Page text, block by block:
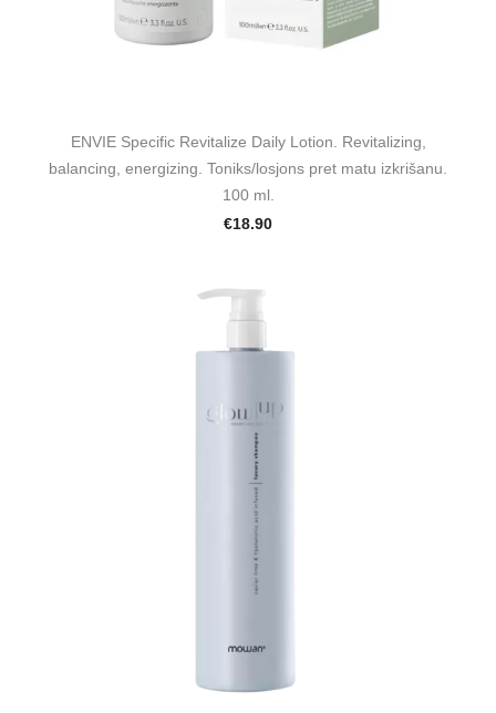
ENVIE Specific Revitalize Daily Lotion. Revitalizing,
balancing, energizing. Toniks/losjons pret matu izkrišanu.
100 ml.
€18.90